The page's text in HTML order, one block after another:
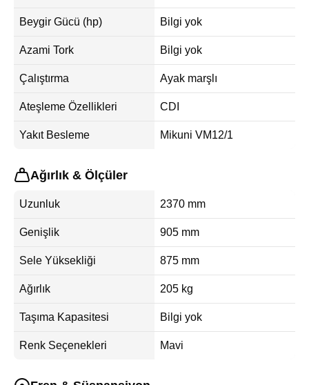
Beygir Gücü (hp) Bilgi yok
Azami Tork Bilgi yok
Çalıştırma Ayak marşlı
Ateşleme Özellikleri CDI
Yakıt Besleme Mikuni VM12/1
Ağırlık & Ölçüler
Uzunluk 2370 mm
Genişlik 905 mm
Sele Yüksekliği 875 mm
Ağırlık 205 kg
Taşıma Kapasitesi Bilgi yok
Renk Seçenekleri Mavi